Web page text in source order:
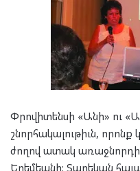
Փրո­վի­տեն­սի «Անի» ու
շնոր­հա­կա­լու­թիւն,
ժո­ղով ատակ առաջ­նոր­դի
Երեմ­եա­նի: Տա­րե­կան